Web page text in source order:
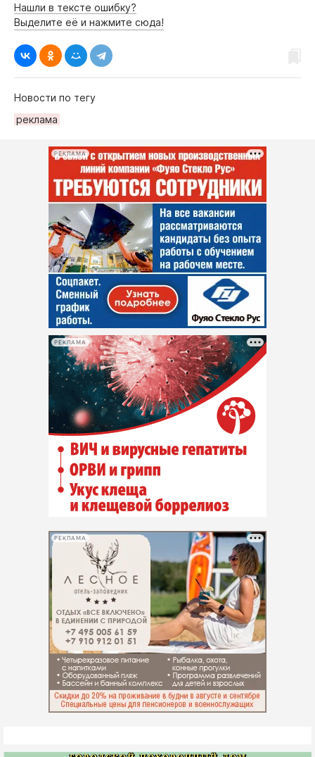
Нашли в тексте ошибку?
Выделите её и нажмите сюда!
Новости по тегу
реклама
РЕКЛАМА
РЕКЛАМА
РЕКЛАМА